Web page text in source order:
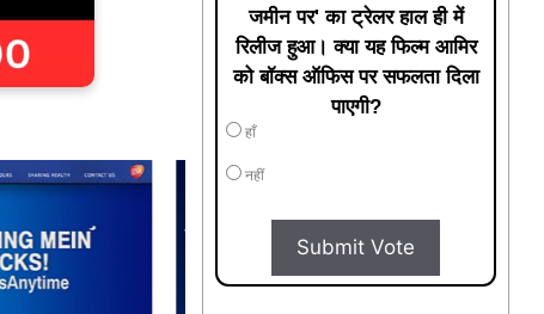
जमीन पर' का ट्रेलर हाल ही में
रिलीज हुआ। क्या यह फिल्म आमिर
को बॉक्स ऑफिस पर सफलता दिला
पाएगी?
हाँ
नहीं
Submit Vote